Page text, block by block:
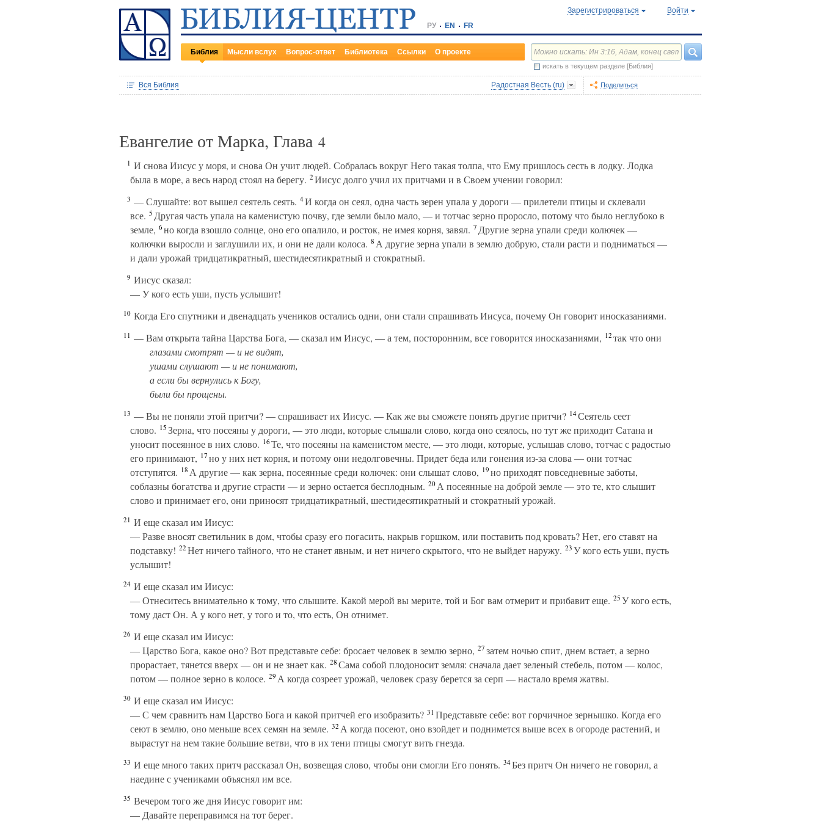
РУ EN FR
Зарегистрироваться Войти
Библия Мысли вслух Вопрос-ответ Библиотека Ссылки О проекте
искать в текущем разделе [Библия]
Вся Библия Радостная Весть (ru) Поделиться
Евангелие от Марка, Глава 4
1 И снова Иисус у моря, и снова Он учит людей. Собралась вокруг Него такая толпа, что Ему пришлось сесть в лодку. Лодка
была в море, а весь народ стоял на берегу. 2Иисус долго учил их притчами и в Своем учении говорил:
3 — Слушайте: вот вышел сеятель сеять. 4И когда он сеял, одна часть зерен упала у дороги — прилетели птицы и склевали
все. 5Другая часть упала на каменистую почву, где земли было мало, — и тотчас зерно проросло, потому что было неглубоко в
земле, 6но когда взошло солнце, оно его опалило, и росток, не имея корня, завял. 7Другие зерна упали среди колючек —
колючки выросли и заглушили их, и они не дали колоса. 8А другие зерна упали в землю добрую, стали расти и подниматься —
и дали урожай тридцатикратный, шестидесятикратный и стократный.
9 Иисус сказал:
— У кого есть уши, пусть услышит!
10 Когда Его спутники и двенадцать учеников остались одни, они стали спрашивать Иисуса, почему Он говорит иносказаниями.
11 — Вам открыта тайна Царства Бога, — сказал им Иисус, — а тем, посторонним, все говорится иносказаниями, 12так что они
глазами смотрят — и не видят,
ушами слушают — и не понимают,
а если бы вернулись к Богу,
были бы прощены.
13 — Вы не поняли этой притчи? — спрашивает их Иисус. — Как же вы сможете понять другие притчи? 14Сеятель сеет
слово. 15Зерна, что посеяны у дороги, — это люди, которые слышали слово, когда оно сеялось, но тут же приходит Сатана и
уносит посеянное в них слово. 16Те, что посеяны на каменистом месте, — это люди, которые, услышав слово, тотчас с радостью
его принимают, 17но у них нет корня, и потому они недолговечны. Придет беда или гонения из-за слова — они тотчас
отступятся. 18А другие — как зерна, посеянные среди колючек: они слышат слово, 19но приходят повседневные заботы,
соблазны богатства и другие страсти — и зерно остается бесплодным. 20А посеянные на доброй земле — это те, кто слышит
слово и принимает его, они приносят тридцатикратный, шестидесятикратный и стократный урожай.
21 И еще сказал им Иисус:
— Разве вносят светильник в дом, чтобы сразу его погасить, накрыв горшком, или поставить под кровать? Нет, его ставят на
подставку! 22Нет ничего тайного, что не станет явным, и нет ничего скрытого, что не выйдет наружу. 23У кого есть уши, пусть
услышит!
24 И еще сказал им Иисус:
— Отнеситесь внимательно к тому, что слышите. Какой мерой вы мерите, той и Бог вам отмерит и прибавит еще. 25У кого есть,
тому даст Он. А у кого нет, у того и то, что есть, Он отнимет.
26 И еще сказал им Иисус:
— Царство Бога, какое оно? Вот представьте себе: бросает человек в землю зерно, 27затем ночью спит, днем встает, а зерно
прорастает, тянется вверх — он и не знает как. 28Сама собой плодоносит земля: сначала дает зеленый стебель, потом — колос,
потом — полное зерно в колосе. 29А когда созреет урожай, человек сразу берется за серп — настало время жатвы.
30 И еще сказал им Иисус:
— С чем сравнить нам Царство Бога и какой притчей его изобразить? 31Представьте себе: вот горчичное зернышко. Когда его
сеют в землю, оно меньше всех семян на земле. 32А когда посеют, оно взойдет и поднимется выше всех в огороде растений, и
вырастут на нем такие большие ветви, что в их тени птицы смогут вить гнезда.
33 И еще много таких притч рассказал Он, возвещая слово, чтобы они смогли Его понять. 34Без притч Он ничего не говорил, а
наедине с учениками объяснял им все.
35 Вечером того же дня Иисус говорит им:
— Давайте переправимся на тот берег.